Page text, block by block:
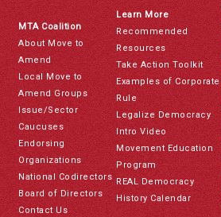
MTA Coalition
About Move to
Amend
Local Move to
Amend Groups
Issue/Sector
Caucuses
Endorsing
Organizations
National Codirectors
Board of Directors
Contact Us
Learn More
Recommended
Resources
Take Action Toolkit
Examples of Corporate
Rule
Legalize Democracy
Intro Video
Movement Education
Program
REAL Democracy
History Calendar